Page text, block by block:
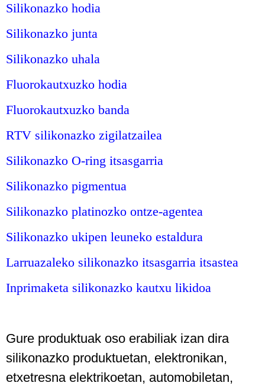
Silikonazko hodia
Silikonazko junta
Silikonazko uhala
Fluorokautxuzko hodia
Fluorokautxuzko banda
RTV silikonazko zigilatzailea
Silikonazko O-ring itsasgarria
Silikonazko pigmentua
Silikonazko platinozko ontze-agentea
Silikonazko ukipen leuneko estaldura
Larruazaleko silikonazko itsasgarria itsastea
Inprimaketa silikonazko kautxu likidoa
Gure produktuak oso erabiliak izan dira
silikonazko produktuetan, elektronikan,
etxetresna elektrikoetan, automobiletan,